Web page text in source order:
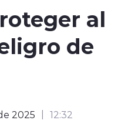
al
de
2025 12:32